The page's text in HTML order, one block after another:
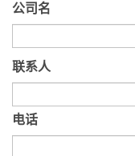
公司名
联系人
电话